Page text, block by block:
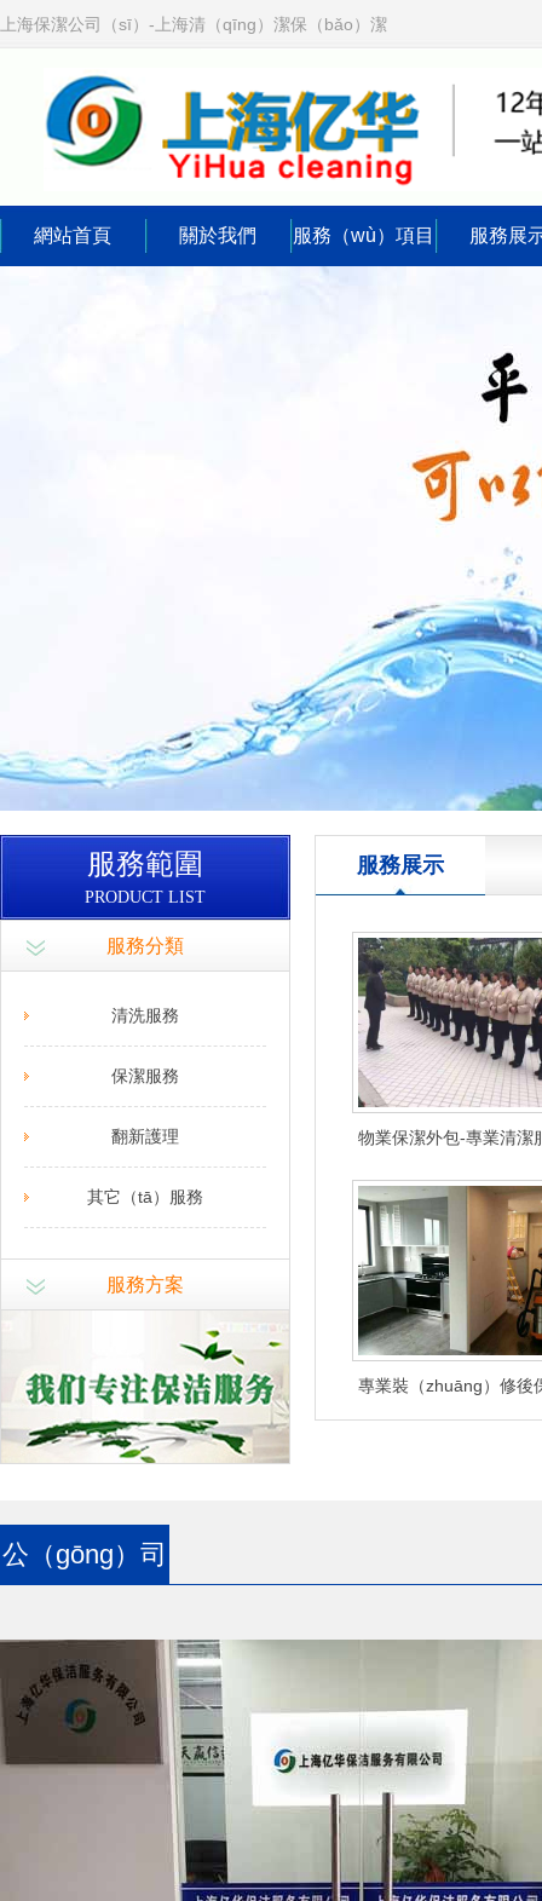
上海保潔公司（sī）-上海清（qīng）潔保（bǎo）潔
網站首頁 關於我們 服務（wù）項目 服務展
服務範圍
PRODUCT LIST
服務分類
清洗服務
保潔服務
翻新護理
其它（tā）服務
服務方案
服務展示
物業保潔外包-專業清潔
省心省力
專業裝（zhuāng）修後
公（gōng）司